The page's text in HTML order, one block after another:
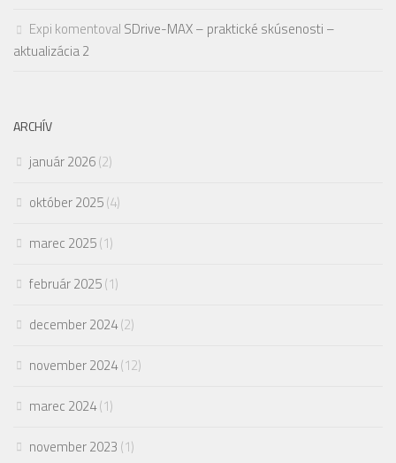
Expi komentoval SDrive-MAX – praktické skúsenosti –
aktualizácia 2
ARCHÍV
január 2026(2)
október 2025(4)
marec 2025(1)
február 2025(1)
december 2024(2)
november 2024(12)
marec 2024(1)
november 2023 (1)